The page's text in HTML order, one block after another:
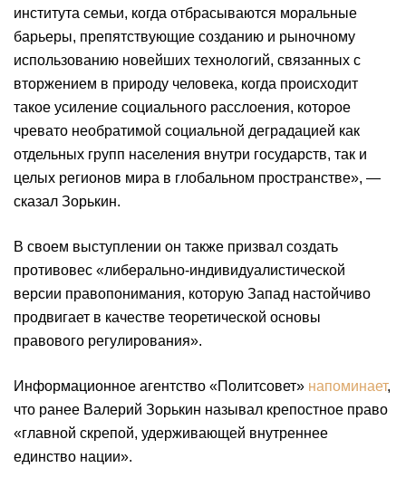
института семьи, когда отбрасываются моральные
барьеры, препятствующие созданию и рыночному
использованию новейших технологий, связанных с
вторжением в природу человека, когда происходит
такое усиление социального расслоения, которое
чревато необратимой социальной деградацией как
отдельных групп населения внутри государств, так и
целых регионов мира в глобальном пространстве», —
сказал Зорькин.
В своем выступлении он также призвал создать
противовес «либерально-индивидуалистической
версии правопонимания, которую Запад настойчиво
продвигает в качестве теоретической основы
правового регулирования».
Информационное агентство «Политсовет» напоминает,
что ранее Валерий Зорькин называл крепостное право
«главной скрепой, удерживающей внутреннее
единство нации».